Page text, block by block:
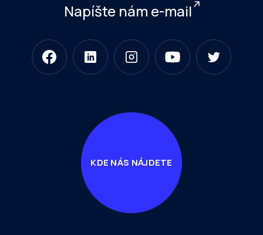
Napíšte nám e-mail
KDE NÁS NÁJDETE